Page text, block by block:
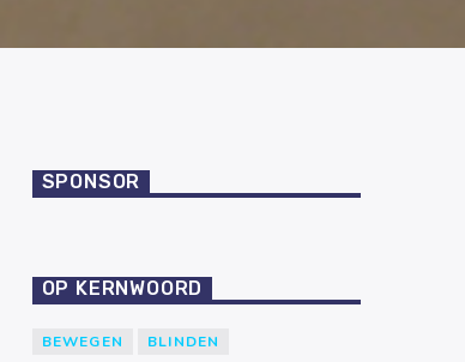
SPONSOR
OP KERNWOORD
BEWEGEN
BLINDEN